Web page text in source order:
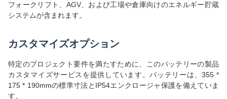
フォークリフト、AGV、および工場や倉庫向けのエネルギー貯蔵
システムが含まれます。
カスタマイズオプション
特定のプロジェクト要件を満たすために、このバッテリーの製品
カスタマイズサービスを提供しています。バッテリーは、355 *
175 * 190mmの標準寸法とIP54エンクロージャ保護を備えていま
す。